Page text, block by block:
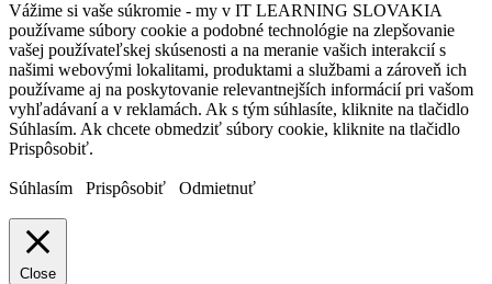
Vážime si vaše súkromie - my v IT LEARNING SLOVAKIA
používame súbory cookie a podobné technológie na zlepšovanie
vašej používateľskej skúsenosti a na meranie vašich interakcií s
našimi webovými lokalitami, produktami a službami a zároveň ich
používame aj na poskytovanie relevantnejších informácií pri vašom
vyhľadávaní a v reklamách. Ak s tým súhlasíte, kliknite na tlačidlo
Súhlasím. Ak chcete obmedziť súbory cookie, kliknite na tlačidlo
Prispôsobiť.
Súhlasím Prispôsobiť Odmietnuť
Close